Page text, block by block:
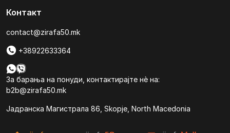
Контакт
contact@zirafa50.mk
+38922633364
За барања на понуди, контактирајте нѐ на:
b2b@zirafa50.mk
Jадранска Магистрала 86, Skopje, North Macedonia